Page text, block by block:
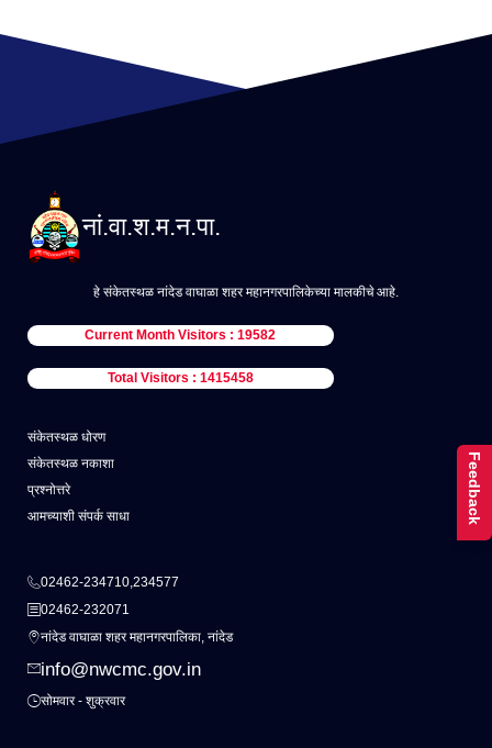
नां.वा.श.म.न.पा.
हे संकेतस्थळ नांदेड वाघाळा शहर महानगरपालिकेच्या मालकीचे आहे.
Current Month Visitors : 19582
Total Visitors : 1415458
संकेतस्थळ धोरण
संकेतस्थळ नकाशा
प्रश्नोत्तरे
आमच्याशी संपर्क साधा
02462-234710,234577
02462-232071
नांदेड वाघाळा शहर महानगरपालिका, नांदेड
info@nwcmc.gov.in
सोमवार - शुक्रवार
Feedback